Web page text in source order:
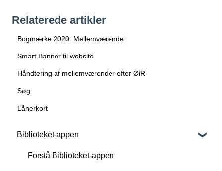
Relaterede artikler
Bogmærke 2020: Mellemværende
Smart Banner til website
Håndtering af mellemværender efter ØiR
Søg
Lånerkort
Biblioteket-appen
Forstå Biblioteket-appen